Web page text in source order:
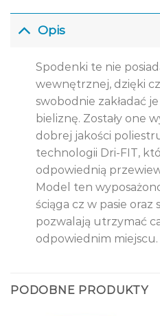
Opis
Spodenki te nie
wewnętrznej, dzięki
swobodnie zakładać
bieliznę. Zostały one
dobrej jakości
technologii Dri-FIT,
odpowiednią
Model ten
ściąga cz w pasie
pozwalają utrzymać
odpowiednim miejscu.
PODOBNE PRODUKTY